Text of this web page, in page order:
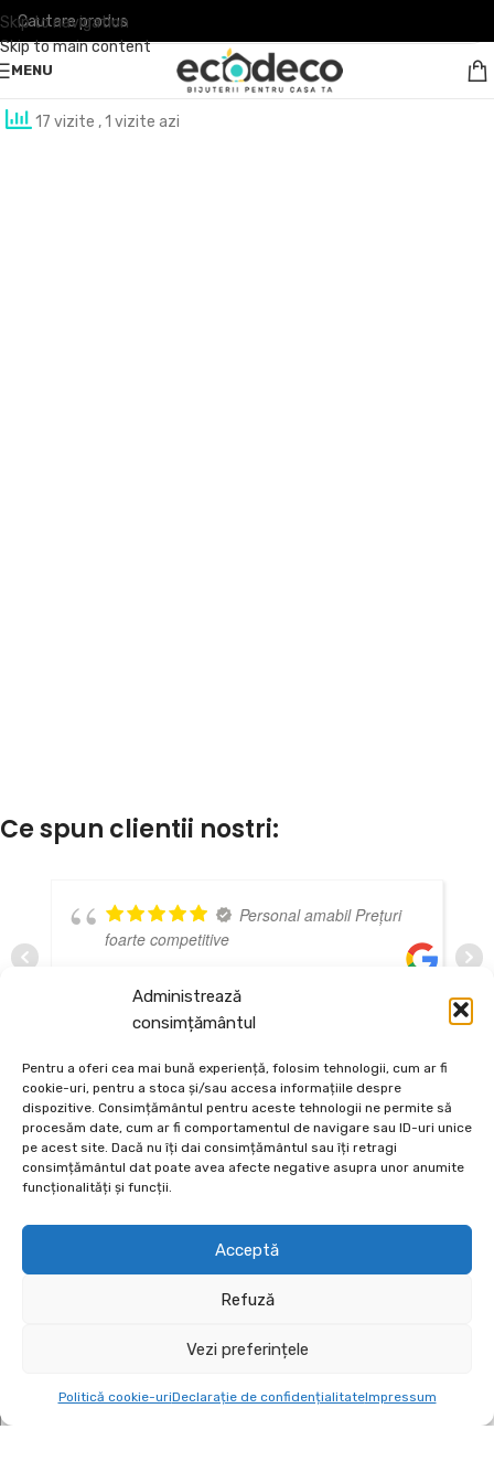
Administrează
consimțământul
Pentru a oferi cea mai bună experiență, folosim tehnologii, cum ar fi
cookie-uri, pentru a stoca și/sau accesa informațiile despre
dispozitive. Consimțământul pentru aceste tehnologii ne permite să
procesăm date, cum ar fi comportamentul de navigare sau ID-uri unice
pe acest site. Dacă nu îți dai consimțământul sau îți retragi
consimțământul dat poate avea afecte negative asupra unor anumite
funcționalități și funcții.
Acceptă
Refuză
Vezi preferințele
Politică cookie-uriDeclarație de confidențialitateImpressum
Skip to navigation
Skip to main content
MENU
17 vizite , 1 vizite azi
Ce spun clientii nostri:
Personal amabil Prețuri
foarte competitive
ALEX M
Depozit En-Gross și En-Detail
Piatră Decorativă și Plante Ornamentale
+40760973126